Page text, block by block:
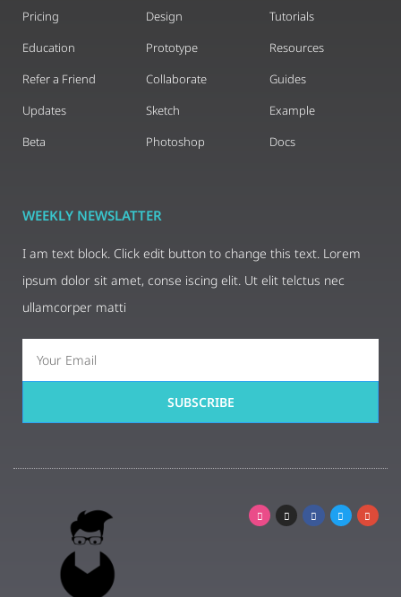
Pricing
Education
Refer a Friend
Updates
Beta
Design
Prototype
Collaborate
Sketch
Photoshop
Tutorials
Resources
Guides
Example
Docs
WEEKLY NEWSLATTER
I am text block. Click edit button to change this text. Lorem
ipsum dolor sit amet, conse iscing elit. Ut elit telctus nec
ullamcorper matti
SUBSCRIBE